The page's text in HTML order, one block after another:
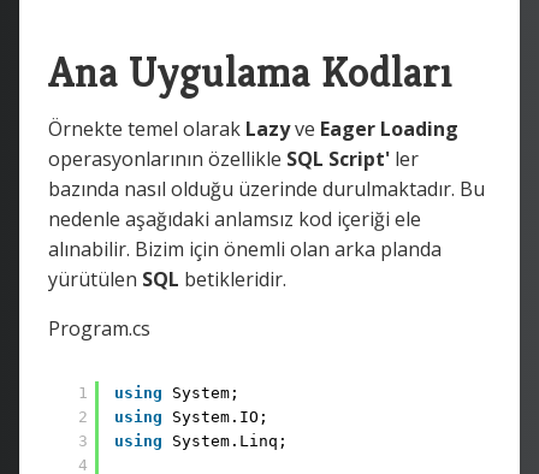
Ana Uygulama Kodları
Örnekte temel olarak Lazyve Eager Loading
operasyonlarının özellikle SQL Script' ler
bazında nasıl olduğu üzerinde durulmaktadır. Bu
nedenle aşağıdaki anlamsız kod içeriği ele
alınabilir. Bizim için önemli olan arka planda
yürütülen SQL betikleridir.
Program.cs
1
2
3
4
using
System;
using
System.IO;
using
System.Linq;